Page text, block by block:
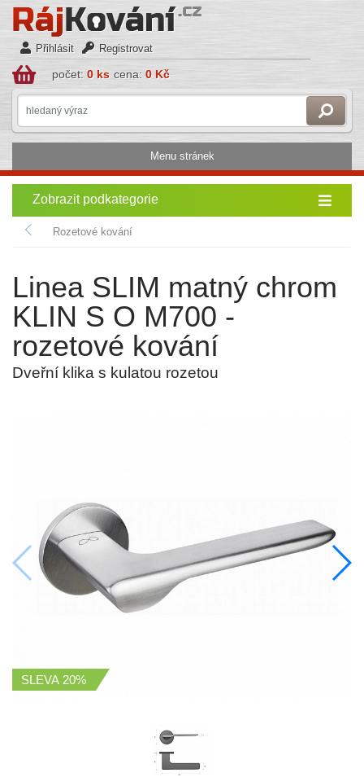
Přihlásit Registrovat
počet: 0 ks cena: 0 Kč
Menu stránek
Zobrazit podkategorie
Rozetové kování
Linea SLIM matný chrom
KLIN S O M700 -
rozetové kování
Dveřní klika s kulatou rozetou
SLEVA 20%